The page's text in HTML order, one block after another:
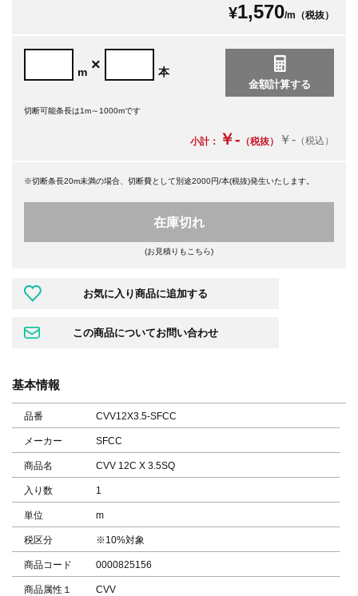
¥1,570/m（税抜）
m × 本
切断可能条長は1m～1000mです
小計： ￥- （税抜） ￥- （税込）
※切断条長20m未満の場合、切断費として別途2000円/本(税抜)発生いたします。
在庫切れ
(お見積りもこちら)
基本情報
品番 CVV12X3.5-SFCC
メーカー SFCC
商品名 CVV 12C X 3.5SQ
入り数 1
単位 m
税区分 ※10%対象
商品コード 0000825156
商品属性１ CVV